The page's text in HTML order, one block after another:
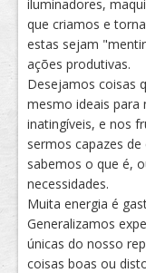
iluminadores,
que criamos e
estas sejam
ações produtivas.
Desejamos coisas
mesmo ideais para
inatingíveis, e nos
sermos capazes
sabemos o que é,
necessidades.
Muita energia é
Generalizamos
únicas do nosso
coisas boas ou